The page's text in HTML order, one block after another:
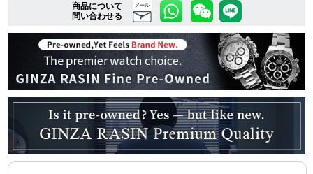
ご利用ガイド
GINZA RASINのプレミアムクオリティについて
送料・お支払方法
ショッピングローンの流れ
よくある質問
商品について
問い合わせる
メール